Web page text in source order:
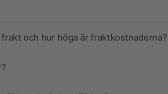
och hur höga är fraktkostnaderna?